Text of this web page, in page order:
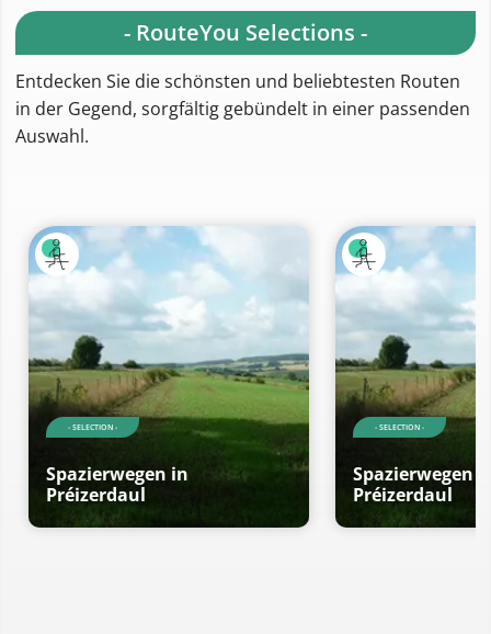
- RouteYou Selections -
Entdecken Sie die schönsten und beliebtesten Routen
in der Gegend, sorgfältig gebündelt in einer passenden
Auswahl.
- SELECTION -
Spazierwegen in
Préizerdaul
- SELECTION -
Spazierwegen
Préizerdaul